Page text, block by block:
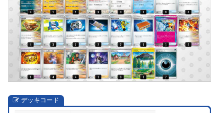
デッキコード